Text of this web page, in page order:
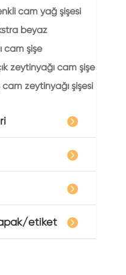
cam yağ şişesi
beyaz
cam şişe
zeytinyağı cam şişe
zeytinyağı şişesi
etiket